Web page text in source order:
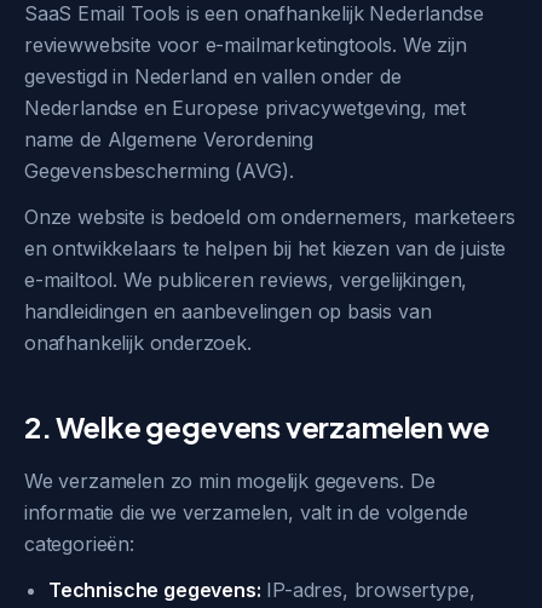
SaaS Email Tools is een onafhankelijk Nederlandse
reviewwebsite voor e-mailmarketingtools. We zijn
gevestigd in Nederland en vallen onder de
Nederlandse en Europese privacywetgeving, met
name de Algemene Verordening
Gegevensbescherming (AVG).
Onze website is bedoeld om ondernemers, marketeers
en ontwikkelaars te helpen bij het kiezen van de juiste
e-mailtool. We publiceren reviews, vergelijkingen,
handleidingen en aanbevelingen op basis van
onafhankelijk onderzoek.
2. Welke gegevens verzamelen we
We verzamelen zo min mogelijk gegevens. De
informatie die we verzamelen, valt in de volgende
categorieën:
Technische gegevens: IP-adres, browsertype,